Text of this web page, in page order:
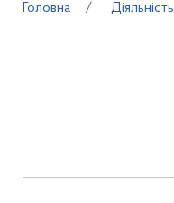
Головна Діяльність